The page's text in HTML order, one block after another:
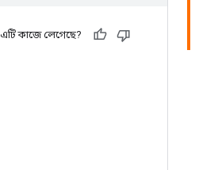
এটি কাজে লেগেছে?